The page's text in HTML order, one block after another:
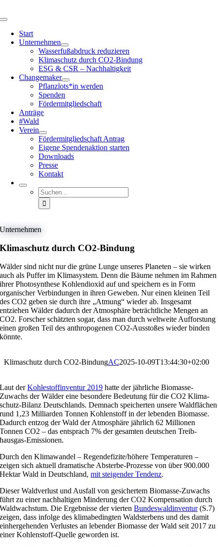
Inhalt
Navigation
umschalten
Start
Unter­nehmen
Wasser­fuß­ab­druck reduzieren
Klima­schutz durch CO2-Bindung
ESG & CSR – Nachhal­tig­keit
Change­maker
Pflanzlots*in werden
Spenden
Förder­mit­glied­schaft
Anträge
#Wald
Verein
Förder­mit­glied­schaft Antrag
Eigene Spenden­ak­tion starten
Downloads
Presse
Kontakt
Suche
nach:
Unter­nehmen
Klima­schutz durch CO2-Bindung
Wälder sind nicht nur die grüne Lunge unseres Planeten – sie wirken
auch als Puffer im Klima­system. Denn die Bäume nehmen im Rahmen
ihrer Photo­syn­these Kohlen­di­oxid auf und speichern es in Form
organi­scher Verbin­dungen in ihren Geweben. Nur einen kleinen Teil
des CO2 geben sie durch ihre „Atmung“ wieder ab. Insge­samt
entziehen Wälder dadurch der Atmosphäre beträcht­liche Mengen an
CO2. Forscher schätzten sogar, dass man durch weltweite Auffors­tung
einen großen Teil des anthro­po­genen CO2-Ausstoßes wieder binden
könnte.
Klima­schutz durch CO2-BindungAC2025-10-09T13:44:30+02:00
Laut derKohle­stoff­in­ventur 2019 hatte der jährliche Biomasse-
Zuwachs der Wälder eine beson­dere Bedeu­tung für die CO2 Klima­
schutz-Bilanz Deutsch­lands. Demnach speicherten unsere Waldflä­chen
rund 1,23 Milli­arden Tonnen Kohlen­stoff in der lebenden Biomasse.
Dadurch entzog der Wald der Atmosphäre jährlich 62 Millionen
Tonnen CO2 – das entsprach 7% der gesamten deutschen Treib­
hausgas-Emissionen.
Durch den Klima­wandel – Regendefizite/höhere Tempe­ra­turen –
zeigen sich aktuell drama­ti­sche Absterbe-Prozesse von über 900.000
Hektar Wald in Deutsch­land,mit steigender Tendenz.
Dieser Waldver­lust und Ausfall von gesichertem Biomasse-Zuwachs
führt zu einer nachhal­tigen Minde­rung der CO2 Kompen­sa­tion durch
Waldwachstum. Die Ergeb­nisse der viertenBundes­wald­in­ventur(S.7)
zeigen, dass infolge des klima­be­dingten Waldster­bens und des damit
einher­ge­henden Verlustes an lebender Biomasse der Wald seit 2017 zu
einer Kohlen­stoff-Quelle geworden ist.